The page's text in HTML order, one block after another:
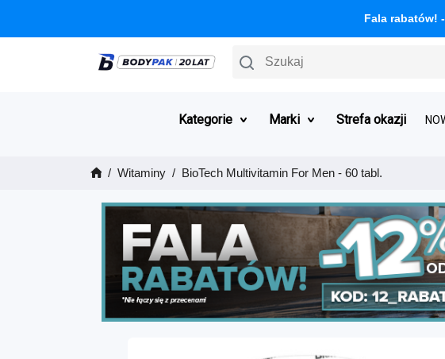
Fala rabatów!
Szukaj
Kategorie Marki Strefa okazji
Witaminy BioTech Multivitamin For Men - 60 tabl.